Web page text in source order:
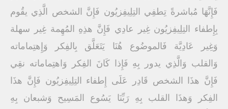
فَإِنَّهَا مُباشرةً تِطفِي التِلِيفِزيُون فَإِنَّ الشخص الَّذِي يقُوم
بِإِطفاء التِلِيفِزيُون غِير عادِي فَإِنَّ هذِهِ المُهِمة غِير سهلة
وَغِير عَادِيَّة فَالموضُوع هُنَا يَتَعَلَّق بِالفِكر وَإِهتِماماته
وَالقلب وَالَّذِي يدور بِهِ فَإِذا كَانَ الفِكر وَاهتِماماته نقِي
فَإِنَّ هذَا الشخص قَادِر عَلَى إِطفاء التِلِيفِزيُون فَإِنَّ هذَا
الفِكر وَهذَا القلب بِهِ رَبِّنَا يَسُوع المَسِيح وَشبعان بِهِ